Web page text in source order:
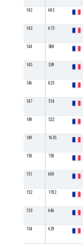
142 683
143 673
144 588
145 539
146 825
147 514
148 522
149 1635
150 750
151 600
152 1702
153 646
154 629